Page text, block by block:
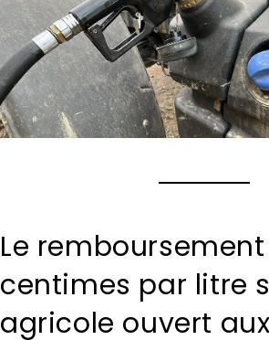
Le remboursement
centimes par litre
agricole ouvert